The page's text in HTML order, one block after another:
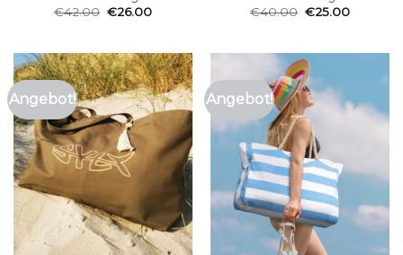
€42.00 €26.00
€40.00 €25.00
Angebot! Angebot!